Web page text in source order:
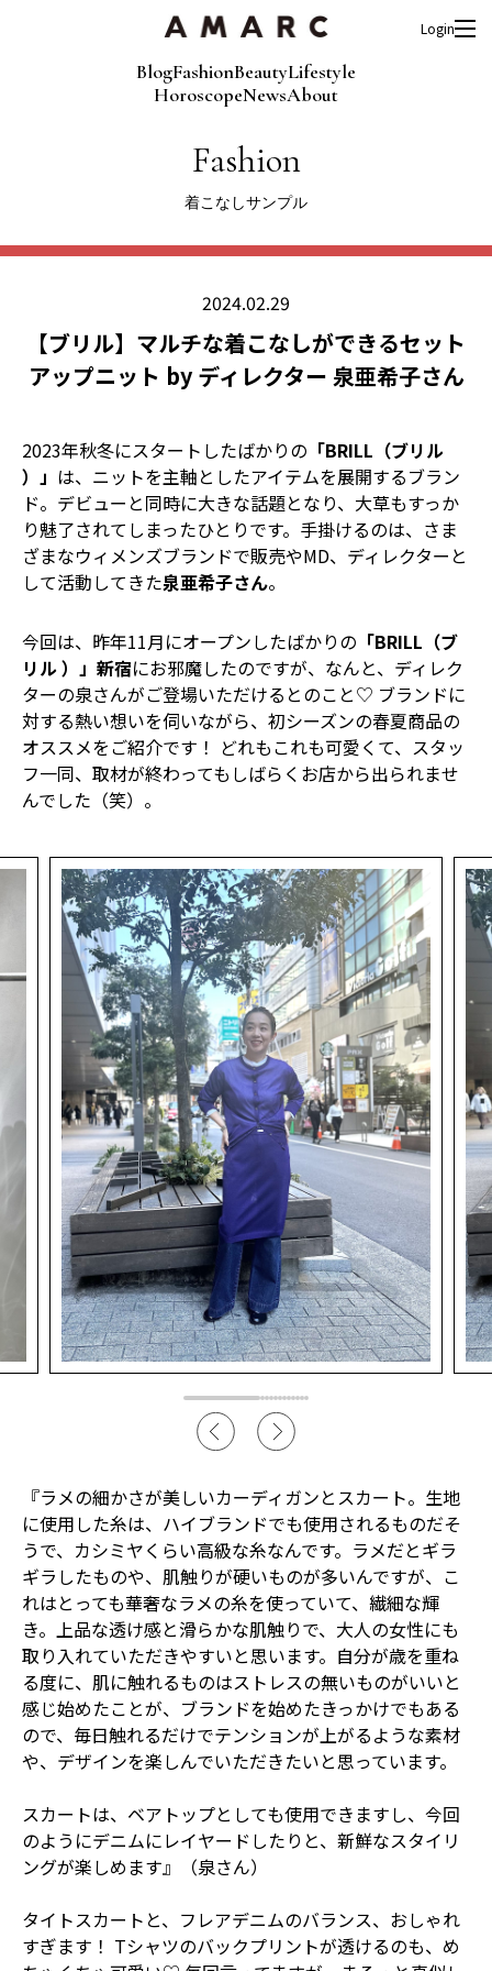
BlogFashionBeautyLifestyle
HoroscopeNewsAbout
Login
Fashion
着こなしサンプル
2024.02.29
【ブリル】マルチな着こなしができるセット
アップニット by ディレクター 泉亜希子さん
2023年秋冬にスタートしたばかりの 「BRILL（ブリル
）」 は、ニットを主軸としたアイテムを展開するブラン
ド。デビューと同時に大きな話題となり、大草もすっか
り魅了されてしまったひとりです。手掛けるのは、さま
ざまなウィメンズブランドで販売やMD、ディレクターと
して活動してきた泉亜希子さん。
今回は、昨年11月にオープンしたばかりの 「BRILL（ブ
リル ）」新宿にお邪魔したのですが、なんと、ディレク
ターの泉さんがご登場いただけるとのこと♡ ブランドに
対する熱い想いを伺いながら、初シーズンの春夏商品の
オススメをご紹介です！ どれもこれも可愛くて、スタッ
フ一同、取材が終わってもしばらくお店から出られませ
んでした（笑）。
『ラメの細かさが美しいカーディガンとスカート。生地
に使用した糸は、ハイブランドでも使用されるものだそ
うで、カシミヤくらい高級な糸なんです。ラメだとギラ
ギラしたものや、肌触りが硬いものが多いんですが、こ
れはとっても華奢なラメの糸を使っていて、繊細な輝
き。上品な透け感と滑らかな肌触りで、大人の女性にも
取り入れていただきやすいと思います。自分が歳を重ね
る度に、肌に触れるものはストレスの無いものがいいと
感じ始めたことが、ブランドを始めたきっかけでもある
ので、毎日触れるだけでテンションが上がるような素材
や、デザインを楽しんでいただきたいと思っています。
スカートは、ベアトップとしても使用できますし、今回
のようにデニムにレイヤードしたりと、新鮮なスタイリ
ングが楽しめます』（泉さん）
タイトスカートと、フレアデニムのバランス、おしゃれ
すぎます！ Tシャツのバックプリントが透けるのも、め